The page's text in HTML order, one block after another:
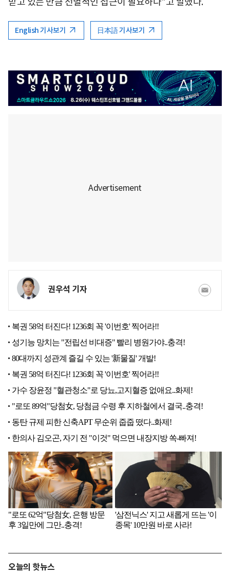
English 기사보기 日本語 기사보기
권우석 기자
오늘의 핫뉴스